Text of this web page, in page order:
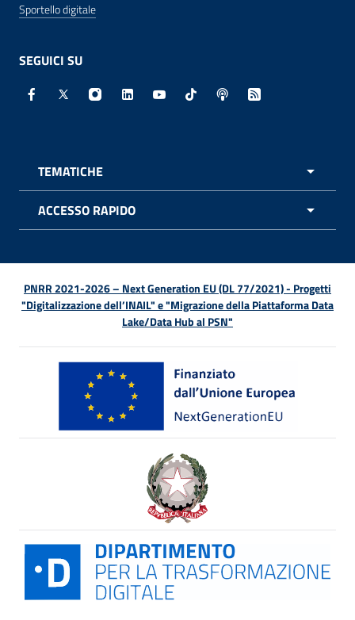
Sportello digitale
SEGUICI SU
Facebook - Sito esterno - Apertura in nuova finestra
X - Sito esterno - Apertura in nuova finestra
Instagram - Sito esterno - Apertura in
Linkedin - Sito esterno - Apertura in
Youtube - Sito esterno -
TikTok - Sito esterno -
Spreaker - Sito
Feed RSS -
TEMATICHE
ACCESSO RAPIDO
PNRR 2021-2026 – Next Generation EU (DL 77/2021) - Progetti
"Digitalizzazione dell’INAIL" e "Migrazione della Piattaforma Data
Lake/Data Hub al PSN"